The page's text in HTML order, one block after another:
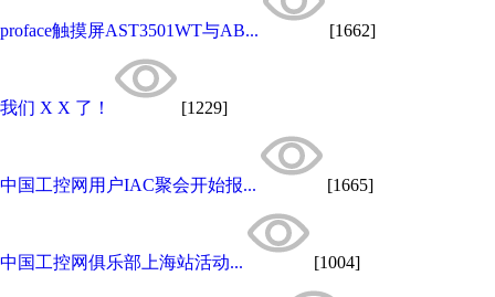
proface触摸屏AST3501WT与AB... [1662]
我们 X X 了！ [1229]
中国工控网用户IAC聚会开始报... [1665]
中国工控网俱乐部上海站活动... [1004]